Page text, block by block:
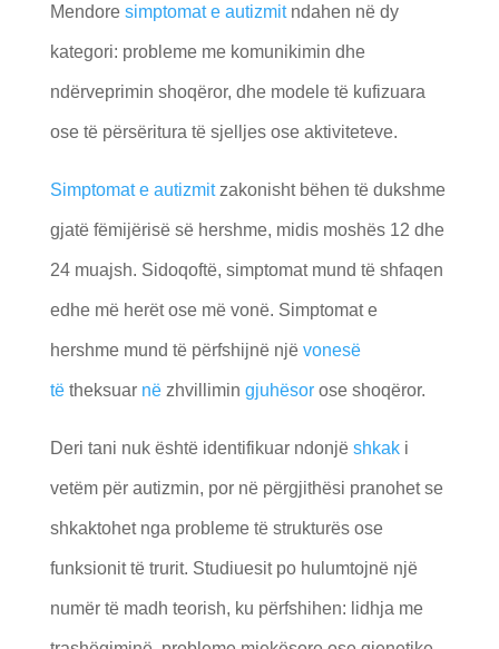
Mendore simptomat e autizmitndahen në dy
kategori: probleme me komunikimin dhe
ndërveprimin shoqëror, dhe modele të kufizuara
ose të përsëritura të sjelljes ose aktiviteteve.
Simptomat e autizmitzakonisht bëhen të dukshme
gjatë fëmijërisë së hershme, midis moshës 12 dhe
24 muajsh. Sidoqoftë, simptomat mund të shfaqen
edhe më herët ose më vonë. Simptomat e
hershme mund të përfshijnë një vonesë
tëtheksuar nëzhvillimin gjuhësorose shoqëror.
Deri tani nuk është identifikuar ndonjë shkaki
vetëm për autizmin, por në përgjithësi pranohet se
shkaktohet nga probleme të strukturës ose
funksionit të trurit. Studiuesit po hulumtojnë një
numër të madh teorish, ku përfshihen: lidhja me